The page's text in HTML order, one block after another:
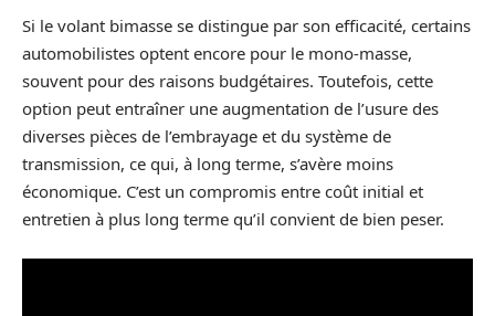
Si le volant bimasse se distingue par son efficacité, certains
automobilistes optent encore pour le mono-masse,
souvent pour des raisons budgétaires. Toutefois, cette
option peut entraîner une augmentation de l’usure des
diverses pièces de l’embrayage et du système de
transmission, ce qui, à long terme, s’avère moins
économique. C’est un compromis entre coût initial et
entretien à plus long terme qu’il convient de bien peser.